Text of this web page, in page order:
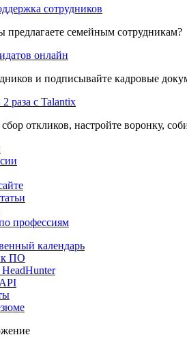
сотрудников
предлагаете семейным сотрудникам?
онлайн
и подписывайте кадровые
раза с Talantix
откликов, настройте воронку,
профессиям
календарь
к ПО